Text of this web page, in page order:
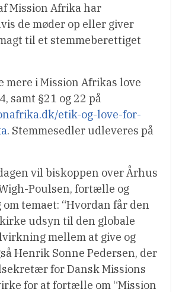
Mission Afrika har
de møder op eller giver
til et stemmeberettiget
mere i Mission Afrikas love
samt §21 og 22 på
etik-og-love-for-
. Stemmesedler udleveres på
vil biskoppen over Århus
Poulsen, fortælle og
temaet: “Hvordan får den
udsyn til den globale
mellem at give og
Henrik Sonne Pedersen, der
for Dansk Missions
for at fortælle om “Mission